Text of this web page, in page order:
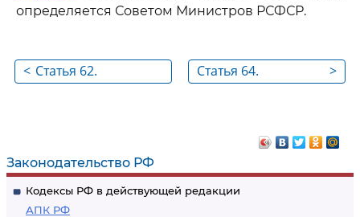
Законодательство РФ
Кодексы РФ в действующей редакции
АПК РФ
определяется Советом Министров РСФСР.
< Статья 62.
>
Статья 64.
помещением